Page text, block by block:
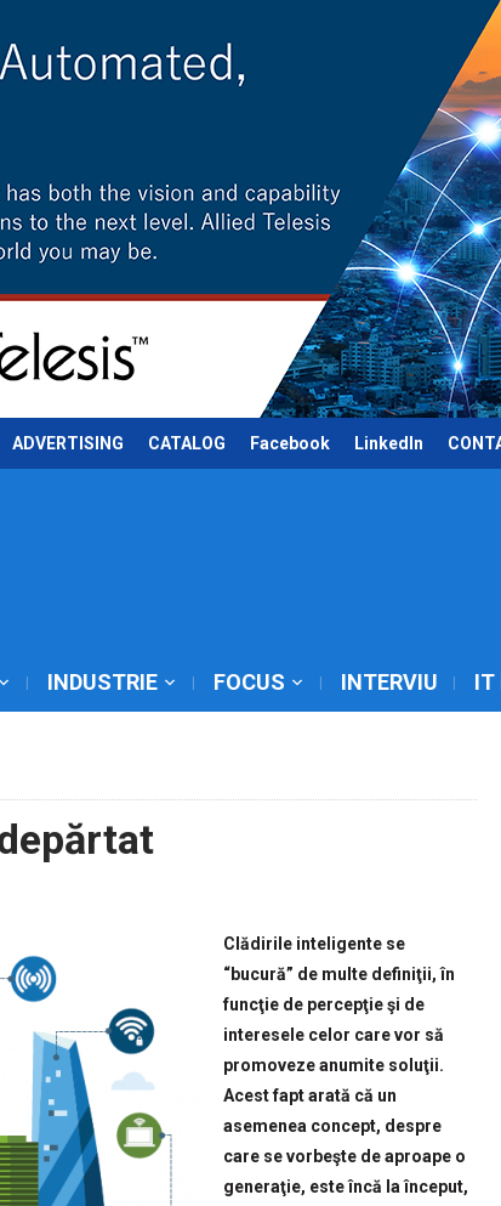
ADVERTISING CATALOG Facebook LinkedIn
INDUSTRIE FOCUS INTERVIU IT
Clădirile inteligente se
“bucură” de multe definiţii, în
funcţie de percepţie şi de
interesele celor care vor să
promoveze anumite soluţii.
Acest fapt arată că un
asemenea concept, despre
care se vorbeşte de aproape o
generaţie, este încă la început,